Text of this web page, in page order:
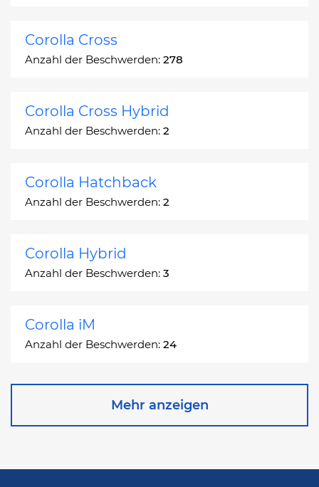
Corolla Cross
Anzahl der Beschwerden: 278
Corolla Cross Hybrid
Anzahl der Beschwerden: 2
Corolla Hatchback
Anzahl der Beschwerden: 2
Corolla Hybrid
Anzahl der Beschwerden: 3
Corolla iM
Anzahl der Beschwerden: 24
Corona Station Wagon
Mehr anzeigen